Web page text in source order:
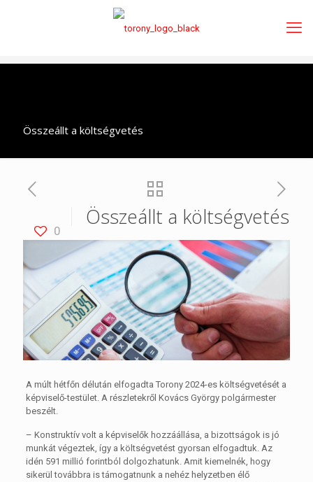
Összeállt a költségvetés
0
Összeállt a költségvetés
A múlt hétfőn délután elfogadta Torony 2024-es költségvetését a
képviselő-testület. A részletekről Kovács György polgármester
beszélt.
– Konstruktív volt a képviselők hozzáállása, a bizottságok is jó
munkát végeztek, így a költségvetést gyorsan elfogadtuk. Az
idén 591 millió forintból dolgozhatunk. Amit kiemelnék, hogy
sikerül továbbra is támogatnunk a nehéz helyzetben élő